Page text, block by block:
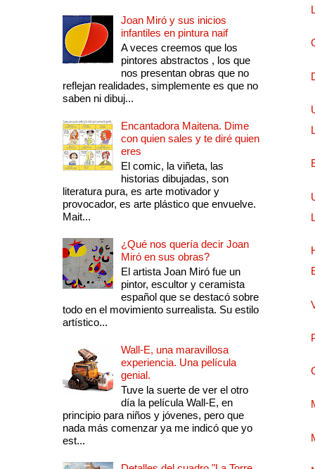
Joan Miró y sus inicios
infantiles en pintura naif
A veces creemos que los
pintores abstractos , los que
nos presentan obras que no
reflejan realidades, simplemente es que no
saben ni dibuj...
Encantadora Maitena. Dime
con quien sales y te diré quien
eres
El comic, la viñeta, las
historias dibujadas, son
literatura pura, es arte motivador y
provocador, es arte plástico que envuelve.
Mait...
¿Qué nos quería decir Joan
Miró en sus obras?
El artista Joan Miró fue un
pintor, escultor y ceramista
español que se destacó sobre
todo en el movimiento surrealista. Su estilo
artístico...
Wall-E, una maravillosa
experiencia. Una película
genial.
Tuve la suerte de ver el otro
día la película Wall-E, en
principio para niños y jóvenes, pero que
nada más comenzar ya me indicó que yo
est...